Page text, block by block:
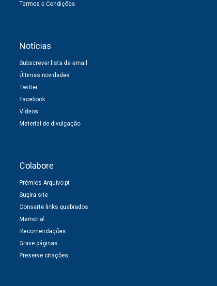
Termos e Condições
Notícias
Subscrever lista de email
Últimas novidades
Twitter
Facebook
Vídeos
Material de divulgação
Colabore
Prémios Arquivo.pt
Sugira site
Conserte links quebrados
Memorial
Recomendações
Grave páginas
Preserve citações